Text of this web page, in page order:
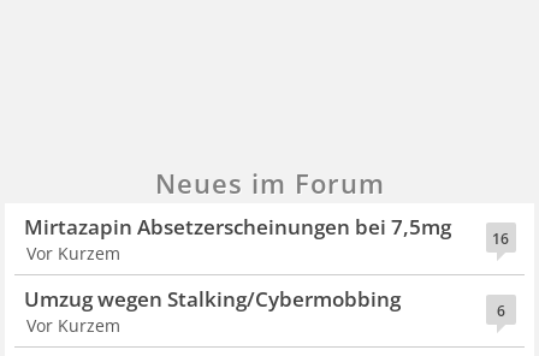
Neues im Forum
16
Mirtazapin Absetzerscheinungen bei 7,5mg
Vor Kurzem
6
Umzug wegen Stalking/Cybermobbing
Vor Kurzem